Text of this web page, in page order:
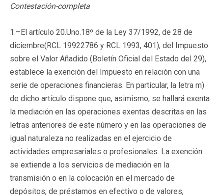
Contestación-completa
1.–El artículo 20.Uno.18º de la Ley 37/1992, de 28 de
diciembre(RCL 19922786 y RCL 1993, 401), del Impuesto
sobre el Valor Añadido (Boletín Oficial del Estado del 29),
establece la exención del Impuesto en relación con una
serie de operaciones financieras. En particular, la letra m)
de dicho artículo dispone que, asimismo, se hallará exenta
la mediación en las operaciones exentas descritas en las
letras anteriores de este número y en las operaciones de
igual naturaleza no realizadas en el ejercicio de
actividades empresariales o profesionales. La exención
se extiende a los servicios de mediación en la
transmisión o en la colocación en el mercado de
depósitos, de préstamos en efectivo o de valores,